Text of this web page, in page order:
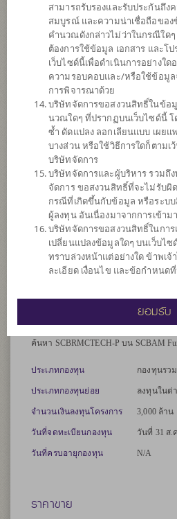
เน้นลงทุนในหน่วยลงทุนของกองทุนรวม
(Feeder Fund) ได้แก่ Invesco China
เงิน USD กองทุนหลักมีนโยบายลงทุนให้
ก่อนหักค่าธรรมเนียมและค่าใช้จ่ายใก
FTSE China Incl A 25%Technology
90% ในหลักทรัพย์ที่เป็นส่วนประกอบขอ
American depositary receipts (“ADRs”) แ
(“GDRs”) ที่มีลักษณะตรงกับดัชนีดังกล่
ลงทุนของกองทุนรวม หรือกองทุนรวมอสั
ทรัสต์เพื่อการลงทุนในอสังหาริมทรัพย์
โครงสร้างพื้นฐาน (infra) ซึ่งอยู่ภายใต้ก
สัดส่วนไม่เกิน 20% ของ NAV
กองทุนอาจลงทุนในสัญญาซื้อขายล่วงหน้
ประสิทธิภาพการบริหารการลงทุน
และ/หรือการบริหารความเสี่ยง โดยป้อ
เปลี่ยนของหลักทรัพย์หรือทรัพย์สินในสกุล
อยู่เทียบกับสกุลเงินบาท ณ ขณะใดขณะห
ละ 105 ของมูลค่าความเสี่ยงที่มีอยู่
*คำเตือน: ผู้ลงทุนควรศึกษาสิทธิประโย
รองรับการโอนย้ายเงินลงทุนจากกองทุนส
ค้นหา SCBRMCTECH-P บน SCBAM
ประเภทกองทุน กองทุนรว
ประเภทกองทุนย่อย ลงทุนในต่
จำนวนเงินลงทุนโครงการ 3,000 ล้าน
วันที่จดทะเบียนกองทุน วันที่ 31 ส.
วันที่ครบอายุกองทุน N/A
ราคาขาย
สามารถรับรองและรับประกันถึง
สมบูรณ์ และความน่าเชื่อถือของ
คำนวณดังกล่าวไม่ว่าในกรณีใด
ต้องการใช้ข้อมูล เอกสาร และ
เว็บไซด์นี้เพื่อดำเนินการอย่างใ
ความรอบคอบและ/หรือใช้ข้อมู
การพิจารณาด้วย
บริษัทจัดการขอสงวนสิทธิ์ในข้อ
นวณใดๆ ที่ปรากฏบนเว็บไซด์นี้
ซ้ำ ดัดแปลง ลอกเลียนแบบ เผย
บางส่วน หรือใช้วิธีการใดก็ตาม
บริษัทจัดการ
บริษัทจัดการและผู้บริหาร รวมถึ
จัดการ ขอสงวนสิทธิ์ที่จะไม่รับผิ
กรณีที่เกิดขึ้นกับข้อมูล หรือระบ
ผู้ลงทุน อันเนื่องมาจากการเข้าม
บริษัทจัดการขอสงวนสิทธิ์ในการ
เปลี่ยนแปลงข้อมูลใดๆ บนเว็บไ
ทราบล่วงหน้าแต่อย่างใด ข้าพเ
ละเอียด เงื่อนไข และข้อกำหนด
ยอมรับ